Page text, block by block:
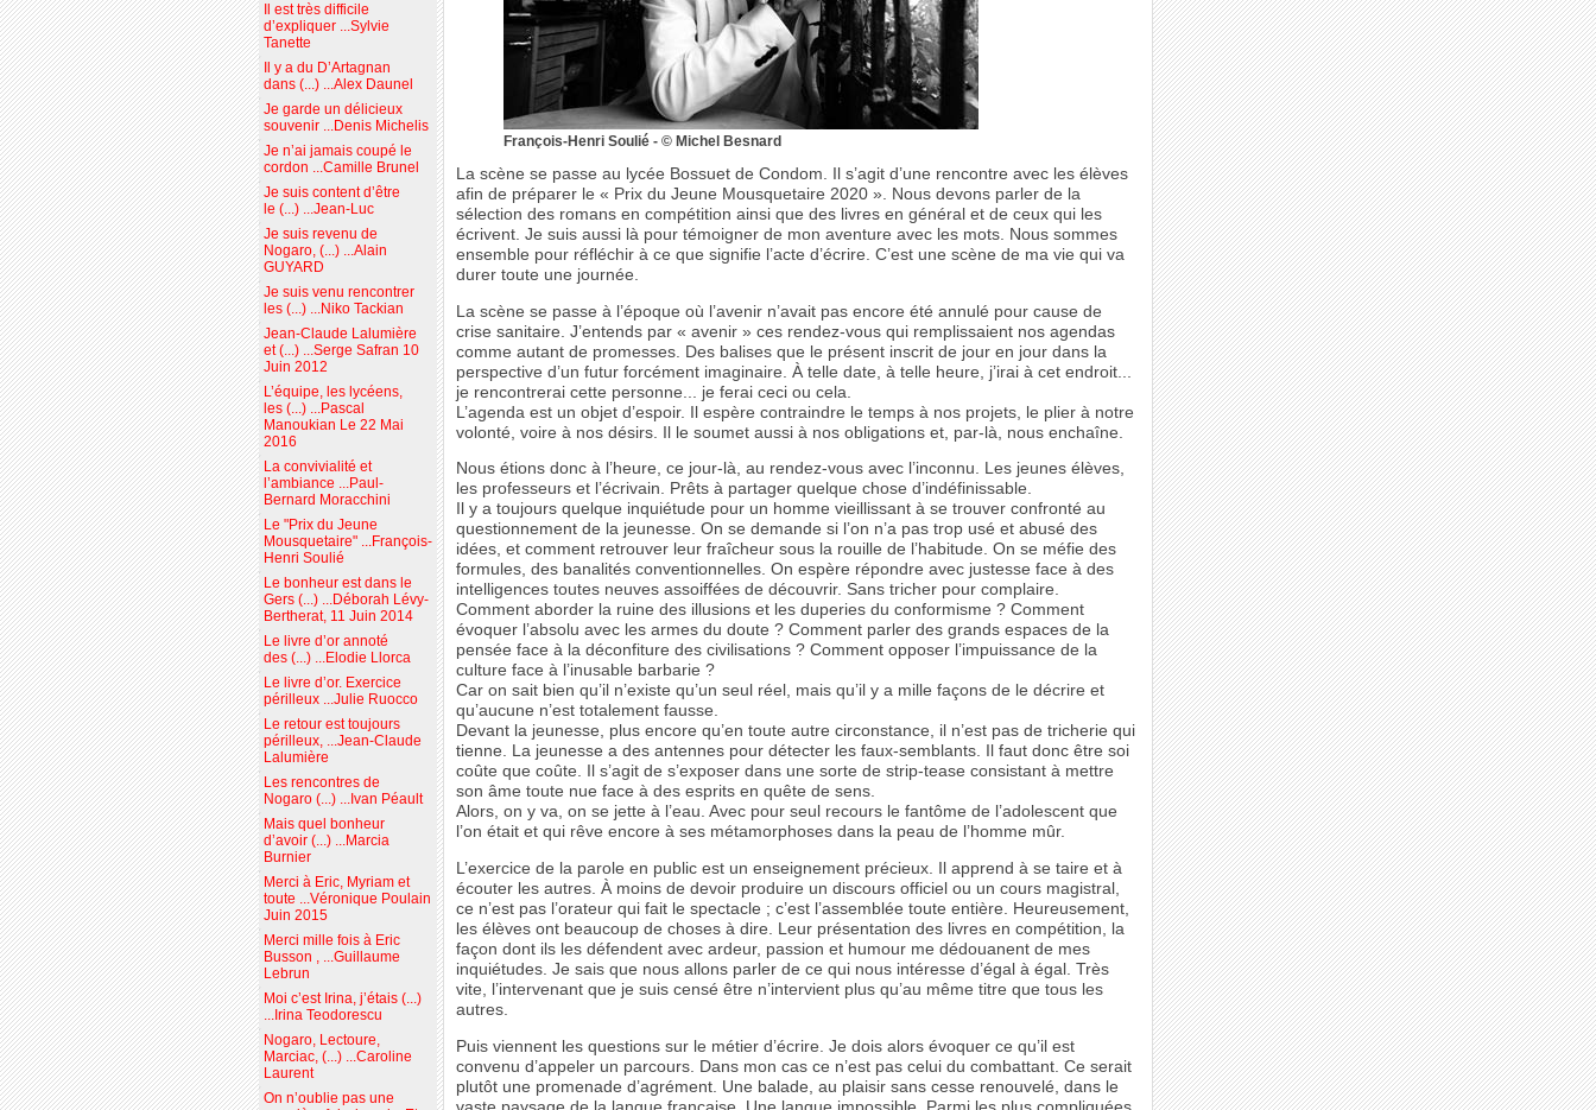
François-Henri Soulié - © Michel Besnard
La scène se passe au lycée Bossuet de Condom. Il s’agit d’une rencontre avec les élèves
afin de préparer le « Prix du Jeune Mousquetaire 2020 ». Nous devons parler de la
sélection des romans en compétition ainsi que des livres en général et de ceux qui les
écrivent. Je suis aussi là pour témoigner de mon aventure avec les mots. Nous sommes
ensemble pour réfléchir à ce que signifie l’acte d’écrire. C’est une scène de ma vie qui va
durer toute une journée.
La scène se passe à l’époque où l’avenir n’avait pas encore été annulé pour cause de
crise sanitaire. J’entends par « avenir » ces rendez-vous qui remplissaient nos agendas
comme autant de promesses. Des balises que le présent inscrit de jour en jour dans la
perspective d’un futur forcément imaginaire. À telle date, à telle heure, j’irai à cet endroit...
je rencontrerai cette personne... je ferai ceci ou cela.
L’agenda est un objet d’espoir. Il espère contraindre le temps à nos projets, le plier à notre
volonté, voire à nos désirs. Il le soumet aussi à nos obligations et, par-là, nous enchaîne.
Nous étions donc à l’heure, ce jour-là, au rendez-vous avec l’inconnu. Les jeunes élèves,
les professeurs et l’écrivain. Prêts à partager quelque chose d’indéfinissable.
Il y a toujours quelque inquiétude pour un homme vieillissant à se trouver confronté au
questionnement de la jeunesse. On se demande si l’on n’a pas trop usé et abusé des
idées, et comment retrouver leur fraîcheur sous la rouille de l’habitude. On se méfie des
formules, des banalités conventionnelles. On espère répondre avec justesse face à des
intelligences toutes neuves assoiffées de découvrir. Sans tricher pour complaire.
Comment aborder la ruine des illusions et les duperies du conformisme ? Comment
évoquer l’absolu avec les armes du doute ? Comment parler des grands espaces de la
pensée face à la déconfiture des civilisations ? Comment opposer l’impuissance de la
culture face à l’inusable barbarie ?
Car on sait bien qu’il n’existe qu’un seul réel, mais qu’il y a mille façons de le décrire et
qu’aucune n’est totalement fausse.
Devant la jeunesse, plus encore qu’en toute autre circonstance, il n’est pas de tricherie qui
tienne. La jeunesse a des antennes pour détecter les faux-semblants. Il faut donc être soi
coûte que coûte. Il s’agit de s’exposer dans une sorte de strip-tease consistant à mettre
son âme toute nue face à des esprits en quête de sens.
Alors, on y va, on se jette à l’eau. Avec pour seul recours le fantôme de l’adolescent que
l’on était et qui rêve encore à ses métamorphoses dans la peau de l’homme mûr.
L’exercice de la parole en public est un enseignement précieux. Il apprend à se taire et à
écouter les autres. À moins de devoir produire un discours officiel ou un cours magistral,
ce n’est pas l’orateur qui fait le spectacle ; c’est l’assemblée toute entière. Heureusement,
les élèves ont beaucoup de choses à dire. Leur présentation des livres en compétition, la
façon dont ils les défendent avec ardeur, passion et humour me dédouanent de mes
inquiétudes. Je sais que nous allons parler de ce qui nous intéresse d’égal à égal. Très
vite, l’intervenant que je suis censé être n’intervient plus qu’au même titre que tous les
autres.
Puis viennent les questions sur le métier d’écrire. Je dois alors évoquer ce qu’il est
convenu d’appeler un parcours. Dans mon cas ce n’est pas celui du combattant. Ce serait
plutôt une promenade d’agrément. Une balade, au plaisir sans cesse renouvelé, dans le
Il est très difficile
d’expliquer ...Sylvie
Tanette
Il y a du D’Artagnan
dans (...) ...Alex Daunel
Je garde un délicieux
souvenir ...Denis Michelis
Je n’ai jamais coupé le
cordon ...Camille Brunel
Je suis content d’être
le (...) ...Jean-Luc
Je suis revenu de
Nogaro, (...) ...Alain
GUYARD
Je suis venu rencontrer
les (...) ...Niko Tackian
Jean-Claude Lalumière
et (...) ...Serge Safran 10
Juin 2012
L’équipe, les lycéens,
les (...) ...Pascal
Manoukian Le 22 Mai
2016
La convivialité et
l’ambiance ...Paul-
Bernard Moracchini
Le "Prix du Jeune
Mousquetaire" ...François-
Henri Soulié
Le bonheur est dans le
Gers (...) ...Déborah Lévy-
Bertherat, 11 Juin 2014
Le livre d’or annoté
des (...) ...Elodie Llorca
Le livre d’or. Exercice
périlleux ...Julie Ruocco
Le retour est toujours
périlleux, ...Jean-Claude
Lalumière
Les rencontres de
Nogaro (...) ...Ivan Péault
Mais quel bonheur
d’avoir (...) ...Marcia
Burnier
Merci à Eric, Myriam et
toute ...Véronique Poulain
Juin 2015
Merci mille fois à Eric
Busson , ...Guillaume
Lebrun
Moi c’est Irina, j’étais (...)
...Irina Teodorescu
Nogaro, Lectoure,
Marciac, (...) ...Caroline
Laurent
On n’oublie pas une